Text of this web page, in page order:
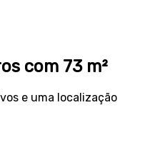
com 73 m²
e uma localização